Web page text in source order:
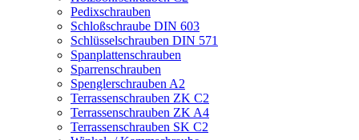
Pedixschrauben
Schloßschraube DIN 603
Schlüsselschrauben DIN 571
Spanplattenschrauben
Sparrenschrauben
Spenglerschrauben A2
Terrassenschrauben ZK C2
Terrassenschrauben ZK A4
Terrassenschrauben SK C2